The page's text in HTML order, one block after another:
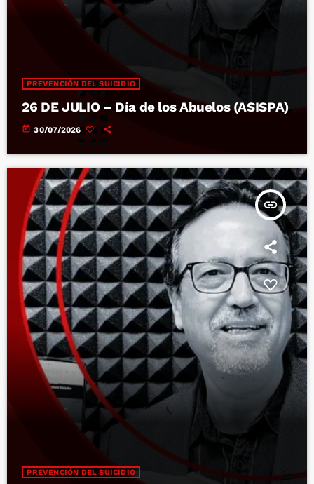
PREVENCIÓN DEL SUICIDIO
26 DE JULIO – Día de los Abuelos (ASISPA)
today 30/07/2026
insert_link
PREVENCIÓN DEL SUICIDIO